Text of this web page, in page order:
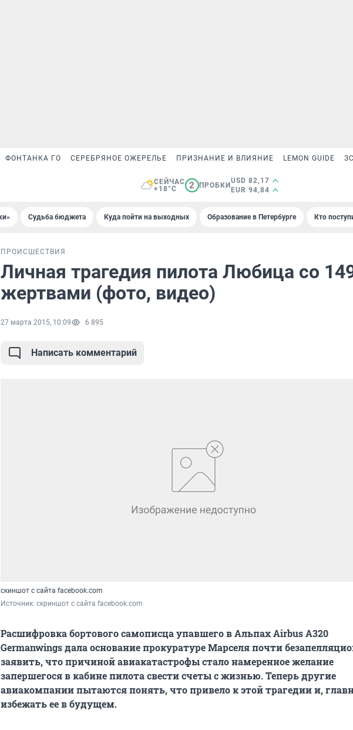
ФОНТАНКА ГО СЕРЕБРЯНОЕ ОЖЕРЕЛЬЕ ПРИЗНАНИЕ И ВЛИЯНИЕ LEMON GUIDE
СЕЙЧАС
+18°C
2 ПРОБКИ
USD 82,17
EUR 94,84
Судьба бюджета Куда пойти на выходных Образование в Петербурге Кто
ПРОИСШЕСТВИЯ
Личная трагедия пилота Любица со
жертвами (фото, видео)
27 марта 2015, 10:09 6 895
Написать комментарий
скиншот с сайта facebook.com
Источник: скриншот с сайта facebook.com
Расшифровка бортового самописца упавшего в Альпах Airbus A320
Germanwings дала основание прокуратуре Марселя почти
заявить, что причиной авиакатастрофы стало намеренное желание
запершегося в кабине пилота свести счеты с жизнью. Теперь другие
авиакомпании пытаются понять, что привело к этой трагедии и,
избежать ее в будущем.